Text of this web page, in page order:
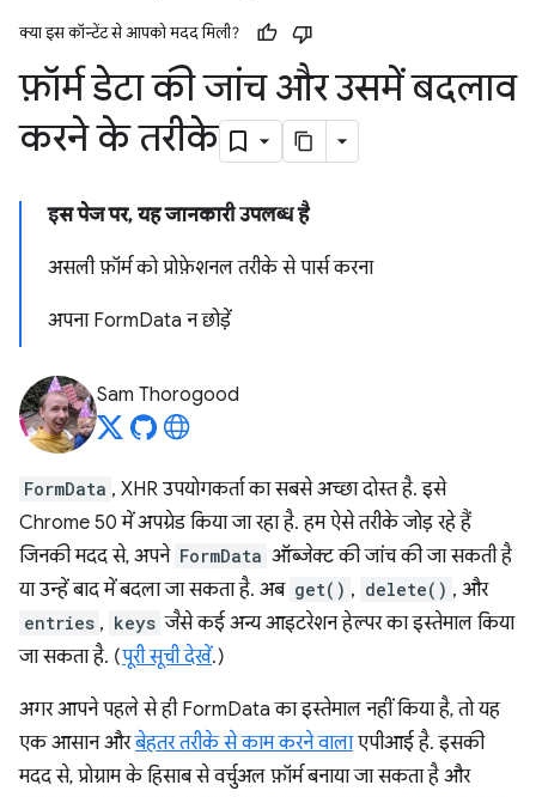
क्या इस कॉन्टेंट से आपको मदद मिली?
फ़ॉर्म डेटा की जांच और उसमें बदलाव
करने के तरीके
इस पेज पर, यह जानकारी उपलब्ध है
असली फ़ॉर्म को प्रोफ़ेशनल तरीके से पार्स करना
अपना FormData न छोड़ें
Sam Thorogood
FormData , XHR उपयोगकर्ता का सबसे अच्छा दोस्त है. इसे
Chrome 50 में अपग्रेड किया जा रहा है. हम ऐसे तरीके जोड़ रहे हैं
जिनकी मदद से, अपने FormData ऑब्जेक्ट की जांच की जा सकती है
या उन्हें बाद में बदला जा सकता है. अब get() , delete() , और
entries , keys जैसे कई अन्य आइटरेशन हेल्पर का इस्तेमाल किया
जा सकता है. (पूरी सूची देखें.)
अगर आपने पहले से ही FormData का इस्तेमाल नहीं किया है, तो यह
एक आसान औरबेहतर तरीके से काम करने वालाएपीआई है. इसकी
मदद से, प्रोग्राम के हिसाब से वर्चुअल फ़ॉर्म बनाया जा सकता है और